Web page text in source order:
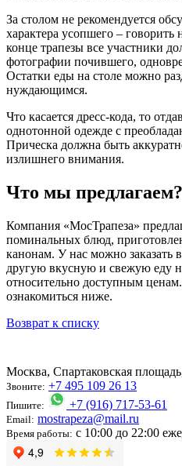
За столом не рекомендуется
характера усопшего –
конце трапезы все участники
фотографии почившего,
Остатки еды на столе можно
нуждающимся.
Что касается дресс-кода, то
однотонной одежде с
Прическа должна быть
излишнего внимания.
Что мы предлагаем?
Компания «МосТрапеза»
поминальных блюд,
канонам. У нас можно заказать
другую вкусную и свежую еду
относительно доступным
ознакомиться ниже.
Возврат к списку
Москва, Спартаковская
Звоните: +7 495 109 26 13
Пишите: +7 (916) 717-53-61
Email: mostrapeza@mail.ru
Время работы: с 10:00 до 22:00